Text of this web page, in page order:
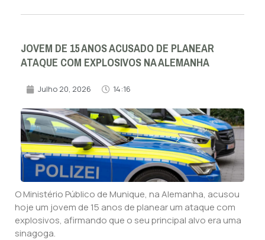
JOVEM DE 15 ANOS ACUSADO DE PLANEAR
ATAQUE COM EXPLOSIVOS NA ALEMANHA
Julho 20, 2026 14:16
O Ministério Público de Munique, na Alemanha, acusou
hoje um jovem de 15 anos de planear um ataque com
explosivos, afirmando que o seu principal alvo era uma
sinagoga.